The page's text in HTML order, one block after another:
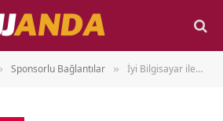
Sponsorlu Bağlantılar » İyi Bilgisayar ile Sorunlarınıza Anında Çözüm